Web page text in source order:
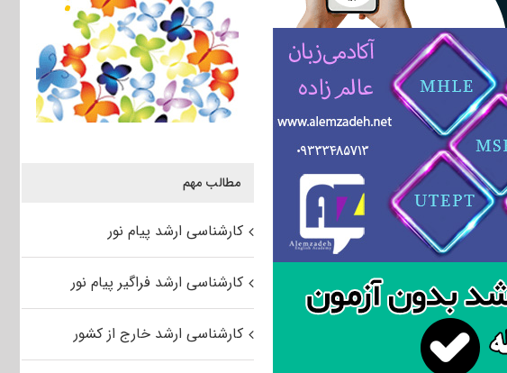
مطالب مهم
کارشناسی ارشد پیام نور
کارشناسی ارشد فراگیر پیام نور
کارشناسی ارشد خارج از کشور